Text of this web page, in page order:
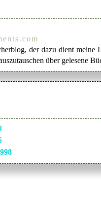
der dazu dient meine
über gelesene